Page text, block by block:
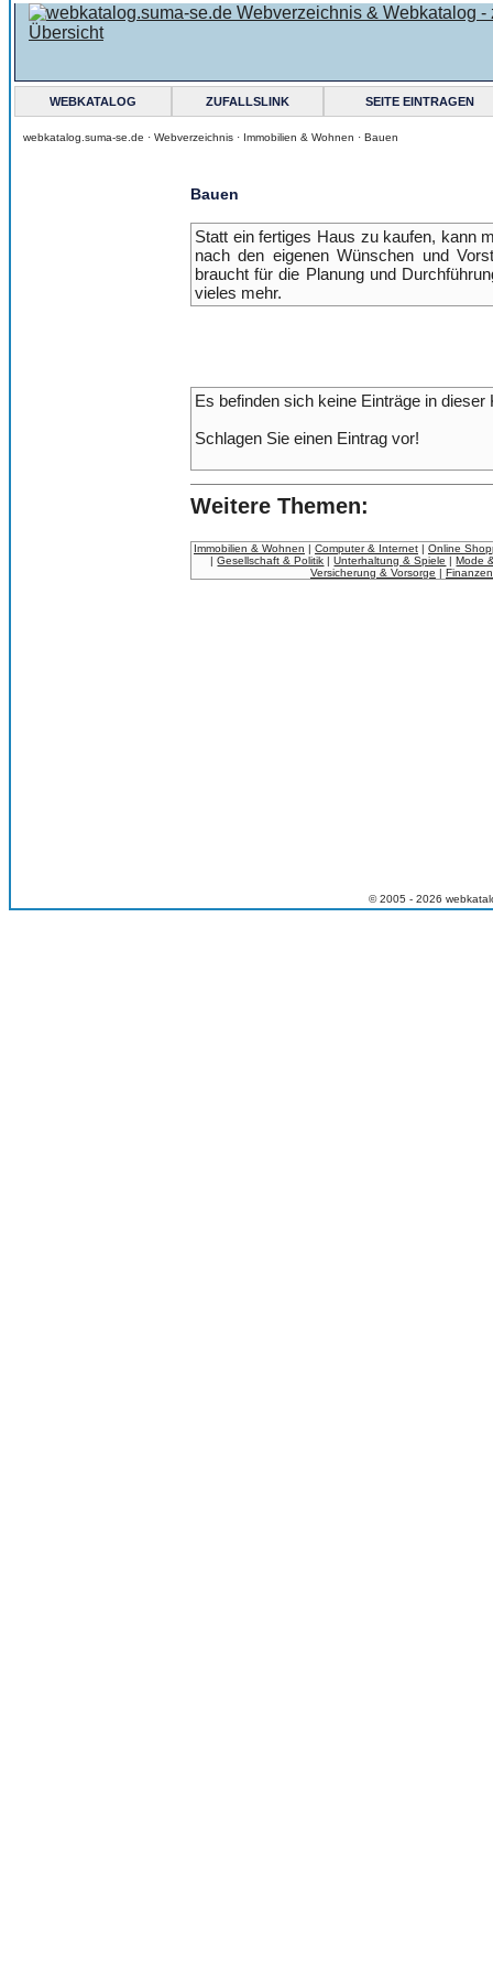
WEBKATALOG ZUFALLSLINK SEITE EINTRAGEN
webkatalog.suma-se.de · Webverzeichnis · Immobilien & Wohnen · Bauen
Bauen
Statt ein fertiges Haus zu kaufen, kann
nach den eigenen Wünschen und
braucht für die Planung und
vieles mehr.
Es befinden sich keine Einträge in dieser
Schlagen Sie einen Eintrag vor!
Weitere Themen:
Immobilien & Wohnen | Computer & Internet | Online
|Gesellschaft & Politik |Unterhaltung & Spiele |Mode
Versicherung & Vorsorge |
© 2005 - 2026